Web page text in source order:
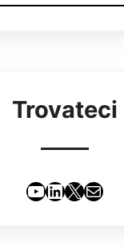
Trovateci
YouTube
LinkedIn
X Email